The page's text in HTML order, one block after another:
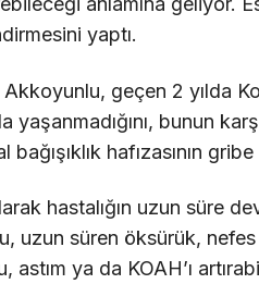
yaptı.
geçen 2 yılda
yaşanmadığını, bunun
bağışıklık hafızasının
hastalığın uzun süre
uzun süren öksürük, nefes
astım ya da KOAH’ı